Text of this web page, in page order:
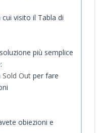
visito il Tabla di
più semplice
Sold Out per fare
obiezioni e